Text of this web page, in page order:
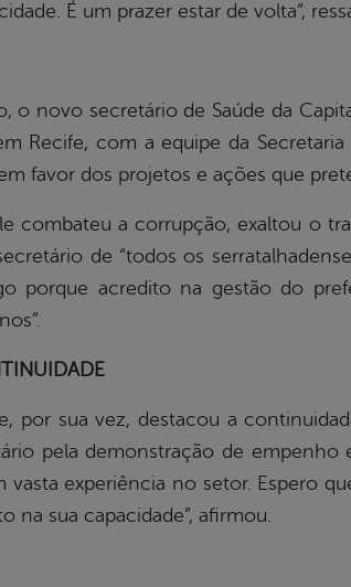
É um prazer estar de volta”,
o novo secretário de Saúde da
Recife, com a equipe da
favor dos projetos e ações que
combateu a corrupção, exaltou o
de “todos os
porque acredito na gestão do
por sua vez, destacou a
pela demonstração de
vasta experiência no setor. Espero
na sua capacidade”, afirmou.